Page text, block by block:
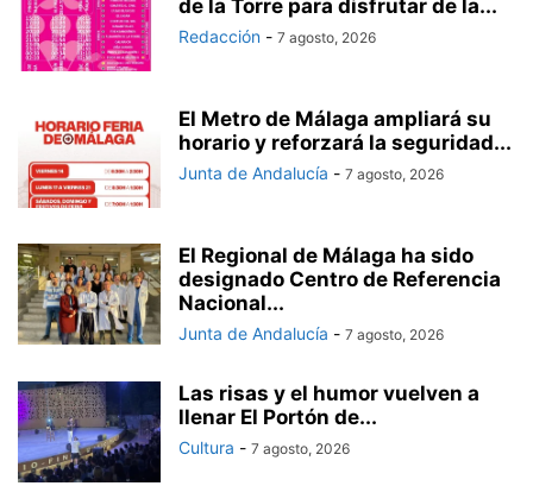
de la Torre para disfrutar de la...
Redacción - 7 agosto, 2026
El Metro de Málaga ampliará su
horario y reforzará la seguridad...
Junta de Andalucía - 7 agosto, 2026
El Regional de Málaga ha sido
designado Centro de Referencia
Nacional...
Junta de Andalucía - 7 agosto, 2026
Las risas y el humor vuelven a
llenar El Portón de...
Cultura - 7 agosto, 2026